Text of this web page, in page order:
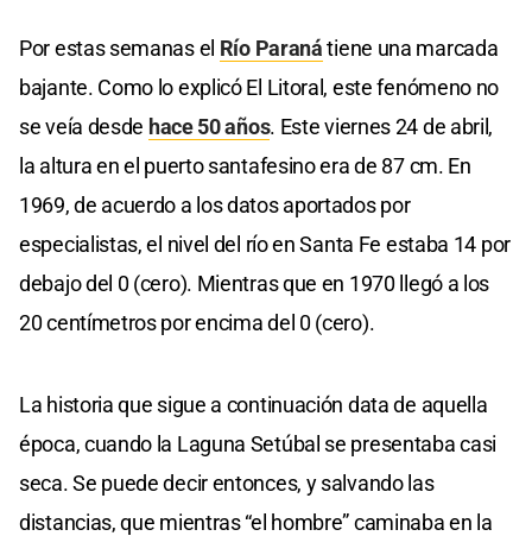
Por estas semanas el Río Paranátiene una marcada
bajante. Como lo explicó El Litoral, este fenómeno no
se veía desde hace 50 años. Este viernes 24 de abril,
la altura en el puerto santafesino era de 87 cm. En
1969, de acuerdo a los datos aportados por
especialistas, el nivel del río en Santa Fe estaba 14 por
debajo del 0 (cero). Mientras que en 1970 llegó a los
20 centímetros por encima del 0 (cero).
La historia que sigue a continuación data de aquella
época, cuando la Laguna Setúbal se presentaba casi
seca. Se puede decir entonces, y salvando las
distancias, que mientras “el hombre” caminaba en la